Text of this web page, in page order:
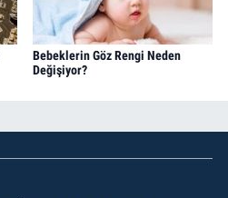
Bebeklerin Göz Rengi Neden
Değişiyor?